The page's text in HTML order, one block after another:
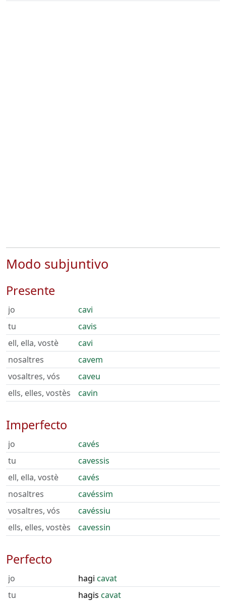
Modo subjuntivo
Presente
jo
cavi
tu
cavis
ell, ella, vostè
cavi
nosaltres
cavem
vosaltres, vós
caveu
ells, elles, vostès
cavin
Imperfecto
jo
cavés
tu
cavessis
ell, ella, vostè
cavés
nosaltres
cavéssim
vosaltres, vós
cavéssiu
ells, elles, vostès
cavessin
Perfecto
jo hagi cavat
tu
hagis cavat